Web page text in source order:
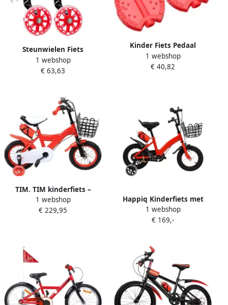
Steunwielen Fiets
Hulpwielen Kinderfiets
Leren Fietsen Verstelbare
1 webshop
€ 63,63
Kinder Fiets Pedaal
Driewieler Onderdeel Veilig
Fietsen Antislip Ontwerp 67
1 webshop
€ 40,82
TIM. TIM kinderfiets –
Kinderfiets vanaf 3 jaar –
Loopfiets – Met Wieltjes –
Rood 90cm × 45cm × 60cm
1 webshop
€ 229,95
Happiq Kinderfiets met
Zijwieltjes Met Fleshouder
en Mand voor kinderen 2-5
1 webshop
€ 169,-